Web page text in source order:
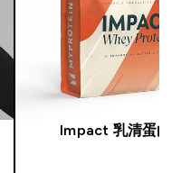
Impact 乳清蛋白